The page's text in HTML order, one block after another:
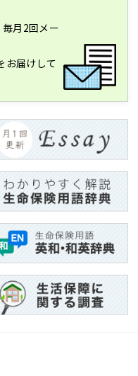
月2回メー
お届けして